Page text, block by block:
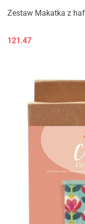
Zestaw Makatka z
121.47